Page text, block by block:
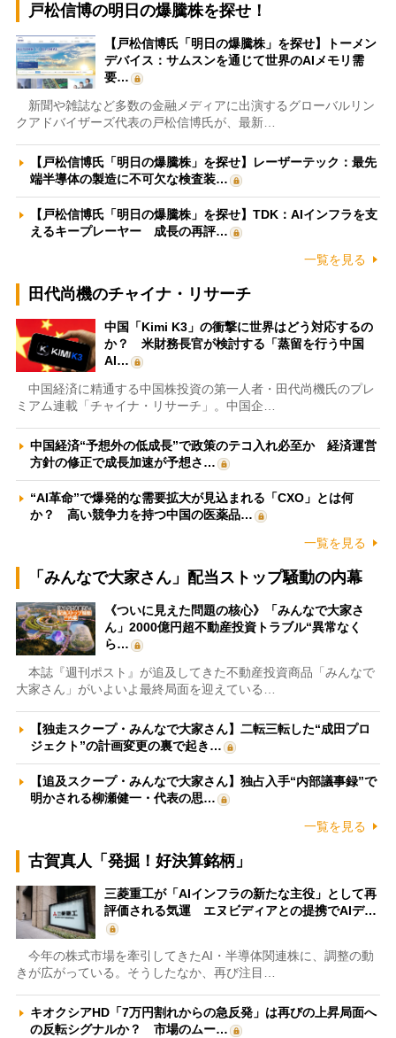
戸松信博の明日の爆騰株を探せ！
【戸松信博氏「明日の爆騰株」を探せ】トーメン
デバイス：サムスンを通じて世界のAIメモリ需
要…
新聞や雑誌など多数の金融メディアに出演するグローバルリン
クアドバイザーズ代表の戸松信博氏が、最新…
【戸松信博氏「明日の爆騰株」を探せ】レーザーテック：最先
端半導体の製造に不可欠な検査装…
【戸松信博氏「明日の爆騰株」を探せ】TDK：AIインフラを支
えるキープレーヤー 成長の再評…
一覧を見る
田代尚機のチャイナ・リサーチ
中国「Kimi K3」の衝撃に世界はどう対応するの
か？ 米財務長官が検討する「蒸留を行う中国
AI…
中国経済に精通する中国株投資の第一人者・田代尚機氏のプレ
ミアム連載「チャイナ・リサーチ」。中国企…
中国経済“予想外の低成長”で政策のテコ入れ必至か 経済運営
方針の修正で成長加速が予想さ…
“AI革命”で爆発的な需要拡大が見込まれる「CXO」とは何
か？ 高い競争力を持つ中国の医薬品…
一覧を見る
「みんなで大家さん」配当ストップ騒動の内幕
《ついに見えた問題の核心》「みんなで大家さ
ん」2000億円超不動産投資トラブル“異常なく
ら…
本誌『週刊ポスト』が追及してきた不動産投資商品「みんなで
大家さん」がいよいよ最終局面を迎えている…
【独走スクープ・みんなで大家さん】二転三転した“成田プロ
ジェクト”の計画変更の裏で起き…
【追及スクープ・みんなで大家さん】独占入手“内部議事録”で
明かされる柳瀬健一・代表の思…
一覧を見る
古賀真人「発掘！好決算銘柄」
三菱重工が「AIインフラの新たな主役」として再
評価される気運 エヌビディアとの提携でAIデ…
今年の株式市場を牽引してきたAI・半導体関連株に、調整の動
きが広がっている。そうしたなか、再び注目…
キオクシアHD「7万円割れからの急反発」は再びの上昇局面へ
の反転シグナルか？ 市場のムー…